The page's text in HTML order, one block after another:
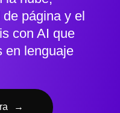
página y el
con AI que
en lenguaje
→